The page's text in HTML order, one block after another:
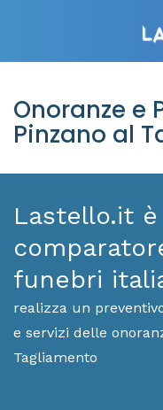
Onoranze e
Pinzano al
Lastello.it
funebri
realizza un
e servizi delle
Tagliamento